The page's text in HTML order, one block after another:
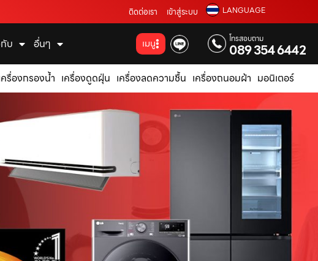
ติดต่อเรา เข้าสู่ระบบ LANGUAGE
บ อื่นๆ เมนู โทรสอบถาม
089 354 6442
ครื่องกรองน้ำ เครื่องดูดฝุ่น เครื่องลดความชื้น เครื่องถนอมผ้า มอนิเตอร์